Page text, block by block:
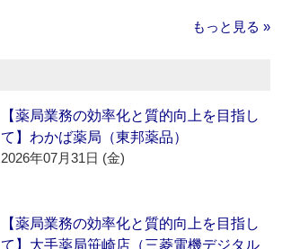
もっと見る »
【薬局業務の効率化と質的向上を目指し
て】わかば薬局（東邦薬品）
2026年07月31日 (金)
【薬局業務の効率化と質的向上を目指し
て】大手薬局笹崎店（三菱電機デジタル